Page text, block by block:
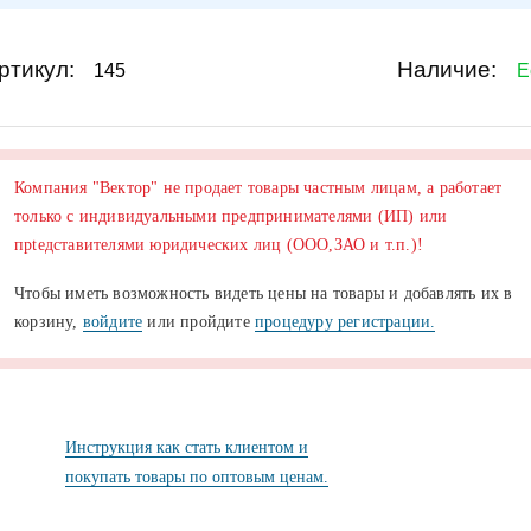
145 Наличие:
Компания "Вектор" не продает товары частным лицам, а работает
только с индивидуальными предпринимателями (ИП) или
прtедставителями юридических лиц (ООО,ЗАО и т.п.)!
Чтобы иметь возможность видеть цены на товары и добавлять их в
корзину, войдите или пройдитепроцедуру регистрации.
Инструкция как стать клиентом и
покупать товары по оптовым ценам.